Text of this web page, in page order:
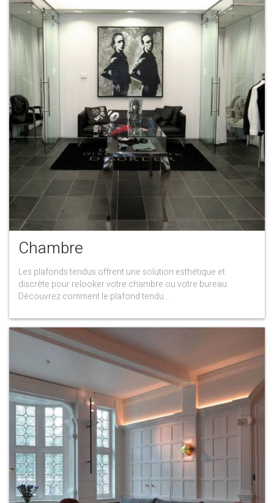
Chambre
Les plafonds tendus offrent une solution esthétique et
discrète pour relooker votre chambre ou votre bureau.
Découvrez comment le plafond tendu...